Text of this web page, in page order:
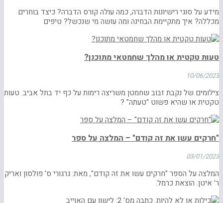
מידע על סוגי רישיונות הדברה, כמה עולה קורס הדברה? כיצד בוחרים
מכללה? איך מתקיימת הבחינה ומה עושה מי שנכשל? טיפים
טעות טקטית או מהלך שחמטאי מתוכנן?
10/06/2023
צילומים של נקבת זבוב שחמטן משריצה רימות על כף יד בתל אביב. טעות
טקטית או שהיא פשוט "טעתה" ?
"חרקים עשו את זה קודם" – המלצה על ספר
03/01/2023
המלצה על הספר "חרקים עשו את זה קודם", מאת: גרגורי ס' פולסון ואריק
ר' איטן. הוצאת כרמל.